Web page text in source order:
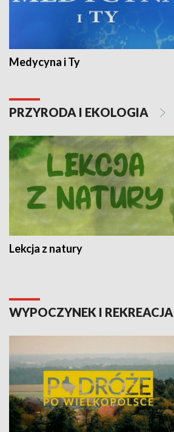
Medycyna i Ty
PRZYRODA I EKOLOGIA
Lekcja z natury
WYPOCZYNEK I REKREACJA